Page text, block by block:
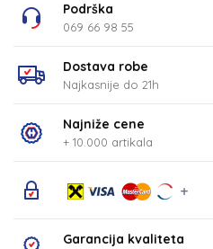
Podrška
069 66 98 55
Dostava robe
Najkasnije do 21h
Najniže cene
+ 10.000 artikala
Garancija kvaliteta